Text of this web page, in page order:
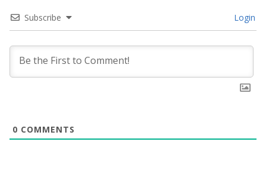
Subscribe Login
0 COMMENTS